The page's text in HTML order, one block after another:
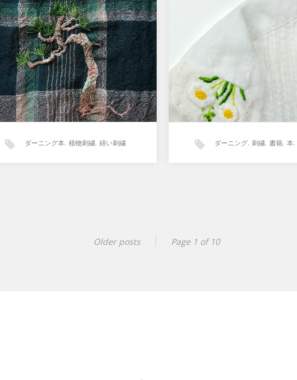
「植物刺繍とダーニング」本に掲載予
定の繕い刺繍。『松』 小さな虫食い
の穴が空いていたグリーンチェックの
ストール…
ダーニング本, 植物刺繍, 繕い刺繍
現在書籍出版のための制作を
います。 植物刺繍とダーニン
『リネンシャツ』 オフホワイ
ネンシャツ…
ダーニング, 刺繍, 書籍, 本,
Older posts Page 1 of 10